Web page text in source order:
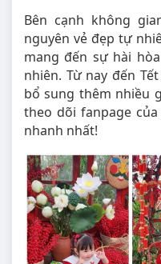
Bên cạnh không
nguyên vẻ đẹp tự
mang đến sự hài
nhiên. Từ nay đến
bổ sung thêm nhiều
theo dõi fanpage
nhanh nhất!